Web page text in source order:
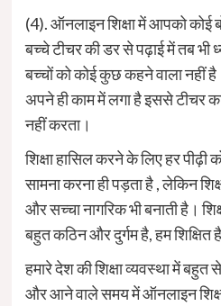
(4). ऑनलाइन शिक्षा में आपको कोई
बच्चे टीचर की डर से पढ़ाई में तब भी
बच्चों को कोई कुछ कहने वाला नहीं
अपने ही काम में लगा है इससे टीचर
नहीं करता।
शिक्षा हासिल करने के लिए हर पीढ़ी
सामना करना ही पड़ता है , लेकिन
और सच्चा नागरिक भी बनाती है।
बहुत कठिन और दुर्गम है, हम शिक्षित
हमारे देश की शिक्षा व्यवस्था में
और आने वाले समय में ऑनलाइन